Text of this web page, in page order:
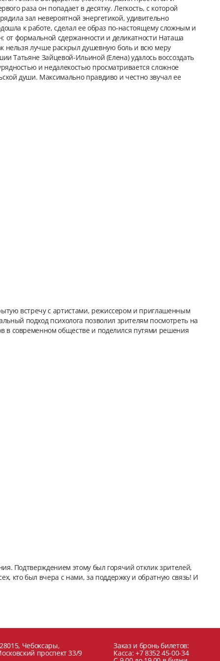
раза он попадает в десятку. Легкость, с которой
зал невероятной энергетикой, удивительно
к работе, сделал ее образ по-настоящему сложным и
формальной сдержанности и деликатности Наташа
нельзя лучше раскрыл душевную боль и всю меру
Татьяне Зайцевой-Ильиной (Елена) удалось воссоздать
и недалекостью просматривается сложное
души. Максимально правдиво и честно звучал ее
встречу с артистами, режиссером и приглашенным
подход психолога позволил зрителям посмотреть на
в современном обществе и поделился путями решения
Подтверждением этому был горячий отклик зрителей,
кто был вчера с нами, за поддержку и обратную связь! И
Чебоксары,
проспект 33/9
Заказ и бронь билетов:
Касса: +7 8352 45-00-34